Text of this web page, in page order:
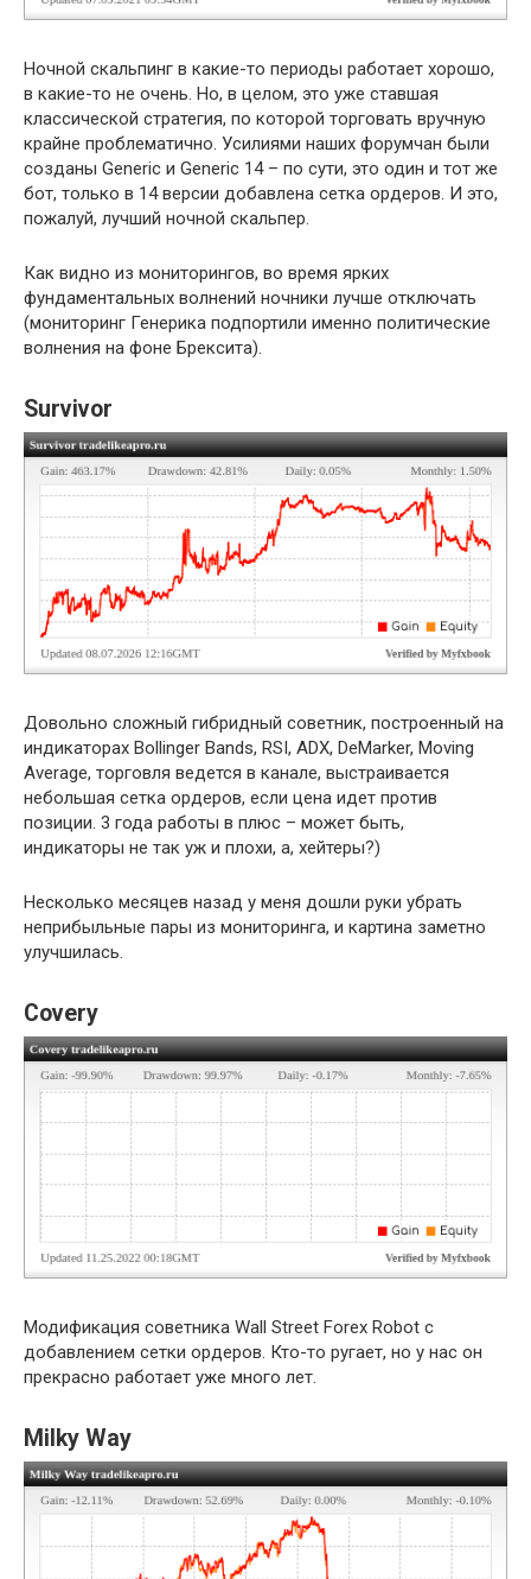
Ночной скальпинг в какие-то периоды работает хорошо,
в какие-то не очень. Но, в целом, это уже ставшая
классической стратегия, по которой торговать вручную
крайне проблематично. Усилиями наших форумчан были
созданы Generic и Generic 14 – по сути, это один и тот же
бот, только в 14 версии добавлена сетка ордеров. И это,
пожалуй, лучший ночной скальпер.
Как видно из мониторингов, во время ярких
фундаментальных волнений ночники лучше отключать
(мониторинг Генерика подпортили именно политические
волнения на фоне Брексита).
Survivor
Довольно сложный гибридный советник, построенный на
индикаторах Bollinger Bands, RSI, ADX, DeMarker, Moving
Average, торговля ведется в канале, выстраивается
небольшая сетка ордеров, если цена идет против
позиции. 3 года работы в плюс – может быть,
индикаторы не так уж и плохи, а, хейтеры?)
Несколько месяцев назад у меня дошли руки убрать
неприбыльные пары из мониторинга, и картина заметно
улучшилась.
Covery
Модификация советника Wall Street Forex Robot с
добавлением сетки ордеров. Кто-то ругает, но у нас он
прекрасно работает уже много лет.
Milky Way